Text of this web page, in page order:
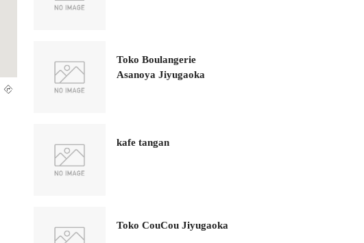
Toko Boulangerie
Asanoya Jiyugaoka
kafe tangan
Toko CouCou Jiyugaoka